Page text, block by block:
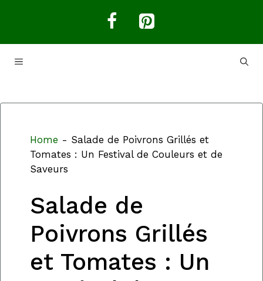
MENU
Home - Salade de Poivrons Grillés et
Tomates : Un Festival de Couleurs et de
Saveurs
Salade de
Poivrons Grillés
et Tomates : Un